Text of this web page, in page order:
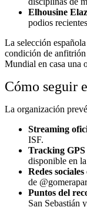
Elhousine
podios
La selección
condición de anfitrión
Mundial en casa una
Cómo seguir
La organización
Streaming
ISF.
Tracking GPS
disponible en
Redes sociales
de
Puntos del
San Sebastián